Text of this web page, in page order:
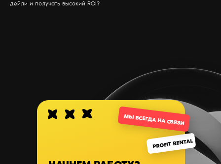
дейли и получать высокий ROI?
PROFIT RENTAL
МЫ ВСЕГДА НА СВЯЗИ